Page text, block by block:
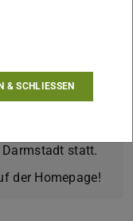
mit euch!!
Darmstadt statt.
der Homepage!
& SCHLIESSEN